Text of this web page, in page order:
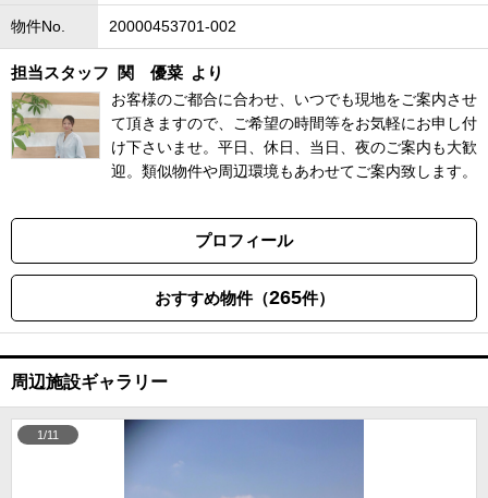
物件No. 20000453701-002
担当スタッフ 関 優菜 より
お客様のご都合に合わせ、いつでも現地をご案内させ
て頂きますので、ご希望の時間等をお気軽にお申し付
け下さいませ。平日、休日、当日、夜のご案内も大歓
迎。類似物件や周辺環境もあわせてご案内致します。
プロフィール
おすすめ物件（265件）
周辺施設ギャラリー
1/11